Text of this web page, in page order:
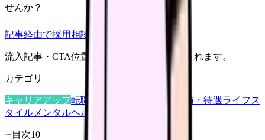
せんか？
記事経由で採用相談
流入記事・CTA位置つきで管理画面に記録されます。
カテゴリ
キャリアアップ転職ガイド 給与・待遇ライフス
タイル メンタルヘルス
目次10